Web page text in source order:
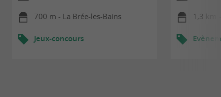
700 m - La Brée-les-Bains
Jeux-concours
1,3 km